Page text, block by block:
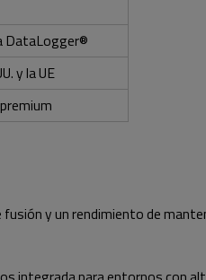
DataLogger®
y la UE
y un rendimiento de